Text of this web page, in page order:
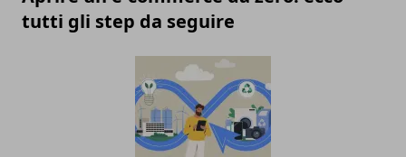
tutti gli step da seguire